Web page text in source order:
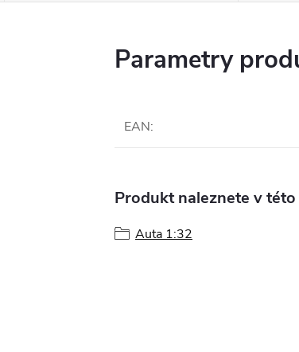
Parametry
EAN:
Produkt naleznete v
Auta 1:32